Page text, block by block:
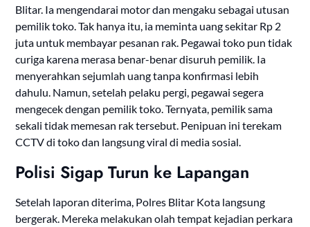
Blitar. Ia mengendarai motor dan mengaku sebagai utusan
pemilik toko. Tak hanya itu, ia meminta uang sekitar Rp 2
juta untuk membayar pesanan rak. Pegawai toko pun tidak
curiga karena merasa benar-benar disuruh pemilik. Ia
menyerahkan sejumlah uang tanpa konfirmasi lebih
dahulu. Namun, setelah pelaku pergi, pegawai segera
mengecek dengan pemilik toko. Ternyata, pemilik sama
sekali tidak memesan rak tersebut. Penipuan ini terekam
CCTV di toko dan langsung viral di media sosial.
Polisi Sigap Turun ke Lapangan
Setelah laporan diterima, Polres Blitar Kota langsung
bergerak. Mereka melakukan olah tempat kejadian perkara